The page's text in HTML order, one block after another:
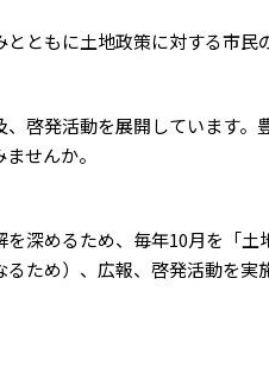
ともに土地政策に対する市民
啓発活動を展開しています。
せんか。
深めるため、毎年10月を「土
ため）、広報、啓発活動を実